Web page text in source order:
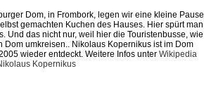
Dom, in Frombork, legen wir eine kleine Pause
gemachten Kuchen des Hauses. Hier spürt man
Und das nicht nur, weil hier die Touristenbusse, wie
Dom umkreisen.. Nikolaus Kopernikus ist im Dom
wieder entdeckt. Weitere Infos unter Wikipedia
Kopernikus